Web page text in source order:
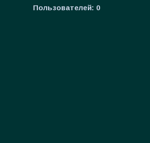
Пользователей: 0